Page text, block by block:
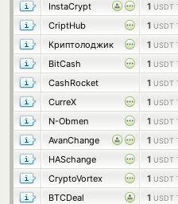
InstaCrypt
1 USDT
CriptHub
1 USDT
Криптолоджик
1 USDT
BitCash
1 USDT
CashRocket
1 USDT
CurreX
1 USDT
N-Obmen
1 USDT
AvanChange
1 USDT
HASchange
1 USDT
CryptoVortex
1 USDT
BTCDeal
1 USDT